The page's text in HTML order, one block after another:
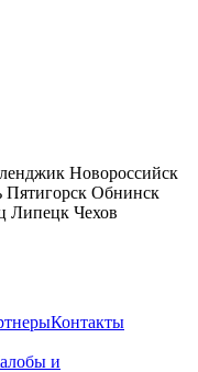
Новороссийск
Пятигорск Обнинск
Липецк Чехов
Контакты
и